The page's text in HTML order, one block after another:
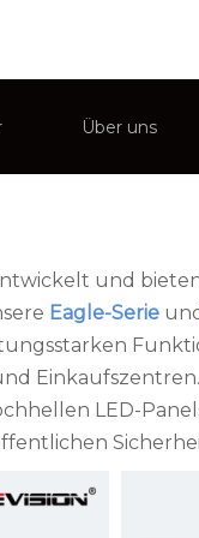
Über uns
und
Eagle-Serie
LED-